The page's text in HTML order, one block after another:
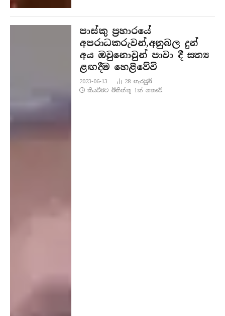
පාස්කු ප්‍රහාරයේ
අපරාධකරුවන්,අනුබල දුන්
අය ඔවුනොවුන් පාවා දී සත්‍ය
ළඟදීම හෙළිවේවි
2023-06-13 28නැරඹු​ම්
කියවීමට මිනිත්තු 1ක් ගතවේ.